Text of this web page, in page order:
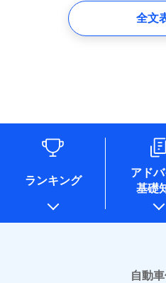
ユーザー登録受付および、管理
しくは委託を受けている保険
関する情報を提供し、金融商
た維持管理等の委託業務遂行
情報を取引のある他の保険会
るために利用させていただくこ
各種セミナーの開催のため
コンサルティングサービスの実
アンケートやキャンペーン等の
上記に係る案内・手続き・管
* 当社が委託を受けている保険
ームページに掲載しておりま
あいおいニッセイ同和損害
全文
ランキング
アド
基礎
自動